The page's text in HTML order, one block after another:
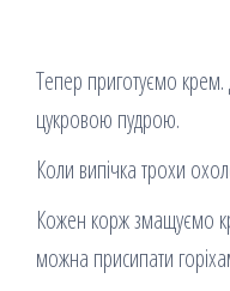
Тепер приготуємо
цукровою пудрою.
Коли випічка трохи
Кожен корж змащуємо
можна присипати